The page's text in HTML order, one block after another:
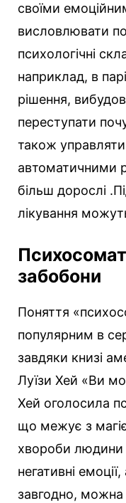
своїми
висловлювати
психологічні
наприклад, в
рішення,
переступати
також
автоматичними
більш дорослі
лікування
забобони
Поняття
популярним в
завдяки книзі
Луїзи Хей «Ви
Хей оголосила
що межує з
хвороби людини
негативні
завгодно,